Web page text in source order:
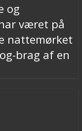
og
været på
nattemørket
brag af en